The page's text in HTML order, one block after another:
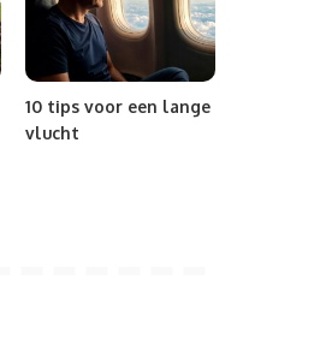
10 tips voor een lange
vlucht